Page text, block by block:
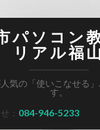
パソコン
リアル福
気の「使いこなせる
す。
： 084-946-5233